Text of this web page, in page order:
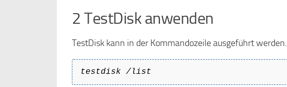
2 TestDisk anwenden
TestDisk kann in der Kommandozeile ausgeführt werden.
testdisk /list